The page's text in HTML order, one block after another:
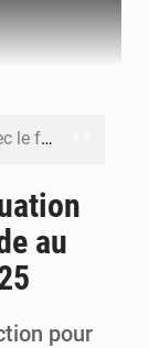
Bamako joue avec le feu
Blanchisseries à Bamako : la traçabilité du linge en question
Dr Abdrahamane Tamboura, économiste
AfroBasket U18 : Le Mali défend sa double couronne à Abidjan
au
pour